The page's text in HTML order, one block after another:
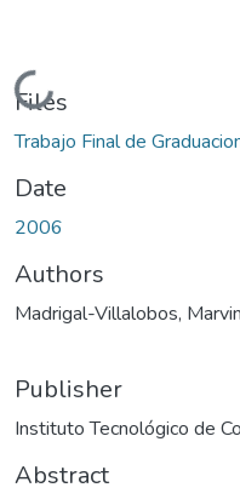
Loading...
Files
Trabajo Final de
Date
2006
Authors
Madrigal-Villalobos, Marvin
Publisher
Instituto Tecnológico de
Abstract